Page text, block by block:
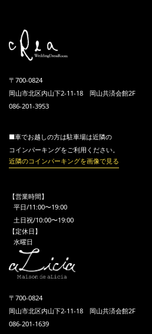
〒700-0824
岡山市北区内山下2-11-18 岡山共済会館2F
086-201-3953
■車でお越しの方は駐車場は近隣の
コインパーキングをご利用ください。
近隣のコインパーキングを画像で見る
【営業時間】
平日/11:00〜19:00
土日祝/10:00〜19:00
【定休日】
水曜日
〒700-0824
岡山市北区内山下2-11-18 岡山共済会館2F
086-201-1639